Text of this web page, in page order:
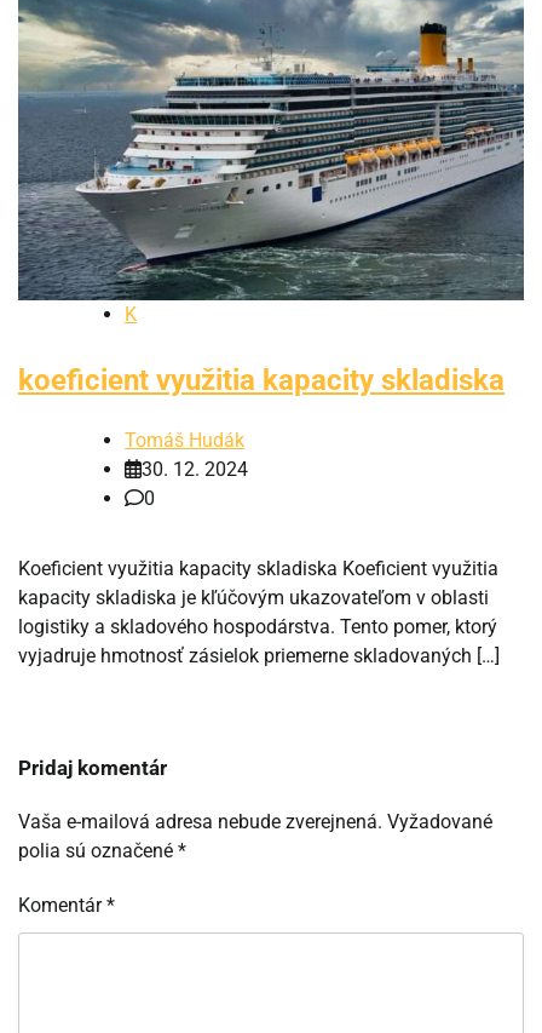
K
koeficient využitia kapacity skladiska
Tomáš Hudák
30. 12. 2024
0
Koeficient využitia kapacity skladiska Koeficient využitia
kapacity skladiska je kľúčovým ukazovateľom v oblasti
logistiky a skladového hospodárstva. Tento pomer, ktorý
vyjadruje hmotnosť zásielok priemerne skladovaných […]
Pridaj komentár
Vaša e-mailová adresa nebude zverejnená. Vyžadované
polia sú označené *
Komentár*